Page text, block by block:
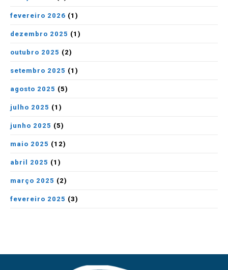
fevereiro 2026 (1)
dezembro 2025 (1)
outubro 2025 (2)
setembro 2025 (1)
agosto 2025 (5)
julho 2025 (1)
junho 2025 (5)
maio 2025 (12)
abril 2025 (1)
março 2025 (2)
fevereiro 2025 (3)